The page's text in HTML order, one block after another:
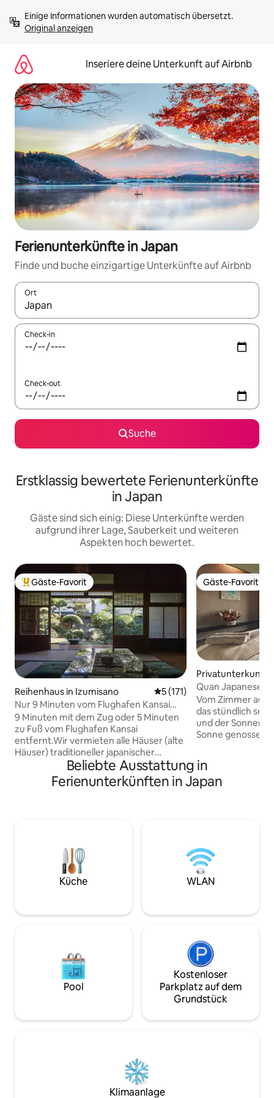
Inhalten
springenOriginal anzeigen
Inseriere deine Unterkunft auf Airbnb
Ferienunterkünfte in Japan
Finde und buche einzigartige Unterkünfte auf Airbnb
Ort
Wenn Ergebnisse verfügbar sind, navigiere mit den
Check-in
Check-out
Suche
Erstklassig bewertete Ferienunterkünfte
in Japan
Gäste sind sich einig: Diese Unterkünfte werden
aufgrund ihrer Lage, Sauberkeit und weiteren
Aspekten hoch bewertet.
Beliebter Gäste-Favorit.
Gäste-Favorit
Reihenhaus in Izumisano Durchschnittliche
5 (171)
Nur 9 Minuten vom Flughafen Kansai
entfernt. Eine Unterkunft in einem alten
Privathaus mit einem beliebten
japanischen Garten (der gleiche Preis für
bis zu 3 Personen)
9 Minuten mit dem Zug oder 5 Minuten
zu Fuß vom Flughafen Kansai
entfernt.Wir vermieten alle Häuser (alte
Häuser) traditioneller japanischer
Kaufleute.Oil ist der Name, der seit
Generationen an unser Haus
weitergegeben wird. Es ist nicht nur ein
ist auch ein beliebtes Gasthaus für
diejenigen, die sich für die traditionelle
japanische Kultur interessieren, oder für
Anime-Enthusiasten wie Ganjing Blade
einen angenehmen Aufenthalt haben
einer Person bis hin zu Familien oder
Gruppen von bis zu 10 Personen.(Der
Preis ändert sich nicht für bis zu 3
Tatami-Matte und der japanische
Architektur.Bitte entspannen Sie sich,
während Sie den japanischen Garten
zwischen den großzügigen Tatami-
Gäste-Favorit
Gäste-Favorit
Privatunterkunft
Quan Japanese
PrivateSauna-
Vom Zimmer aus
das stündlich
und der
Sonne genossen
Wirtschaftslage
Besitz abhängt“
Gästen während
Aufenthalts eine
dem Gastgeber
uns wissen, was
genieße den
auf Onna Village. Bitte lesen Sie
(„Weitere
Verfügung. ✴︎ Die Fotos des gesamten
Gasthauses
der Oberfläche
jedes Zimmer hat
Eingang, sodass
einer
genießen kannst. ★ Hinweise zur
Unterbringung
Beliebte Ausstattung in
Ferienunterkünften in Japan
Küche WLAN
Pool
Kostenloser
Parkplatz auf dem
Grundstück
Klimaanlage